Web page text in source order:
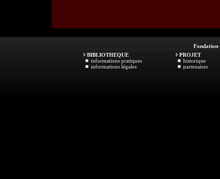
Fondation
BIBLIOTHEQUE
informations pratiques
informations légales
PROJET
historique
partenaires